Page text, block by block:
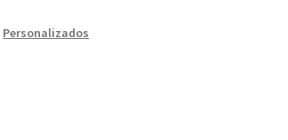
Personalizados